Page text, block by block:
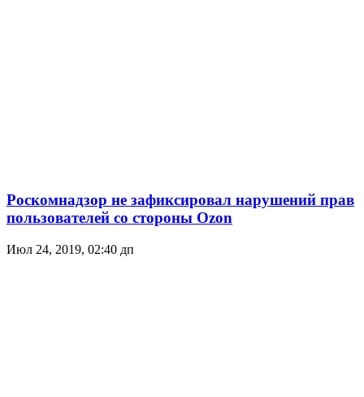
Роскомнадзор не зафиксировал нарушений прав
пользователей со стороны Ozon
Июл 24, 2019, 02:40 дп